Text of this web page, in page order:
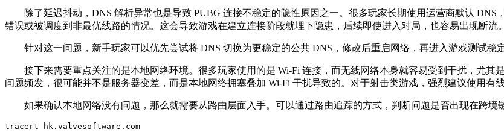
除了延迟抖动，DNS 解析异常也是导致 PUBG 连接不稳定的隐性原因之一。很多玩家长期使用运营商默认 DNS
错误或被调度到非最优线路的情况。这会导致游戏在建立连接阶段就埋下隐患，后续即使进入对局，也容易出现断流。
针对这一问题，新手玩家可以优先尝试将 DNS 切换为更稳定的公共 DNS，修改后重启网络，再进入游戏测试稳
接下来需要重点关注的是本地网络环境。很多玩家使用的是 Wi-Fi 连接，而无线网络本身就容易受到干扰，尤其
问题频发，很可能并不是服务器变差，而是本地网络拥塞叠加 Wi-Fi 干扰导致的。对于射击类游戏，强烈建议使用有
如果确认本地网络没有问题，那么就需要从路由层面入手。可以通过路由追踪的方式，判断问题是否出现在跨境
tracert hk.valvesoftware.com